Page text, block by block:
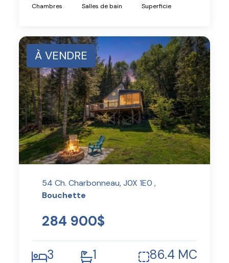
Chambres Salles de bain Superficie
À VENDRE
54 Ch. Charbonneau, J0X 1E0 ,
Bouchette
284 900$
3 1 86.4 MC